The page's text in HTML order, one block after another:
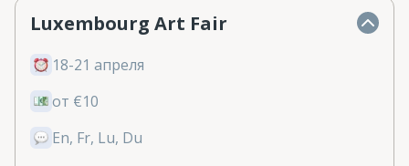
Luxembourg Art Fair
18-21 апреля
от €10
En, Fr, Lu, Du